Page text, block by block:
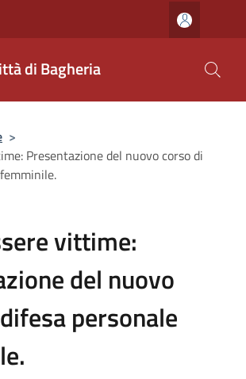
di Bagheria
>
Presentazione del nuovo corso di
vittime:
del nuovo
personale